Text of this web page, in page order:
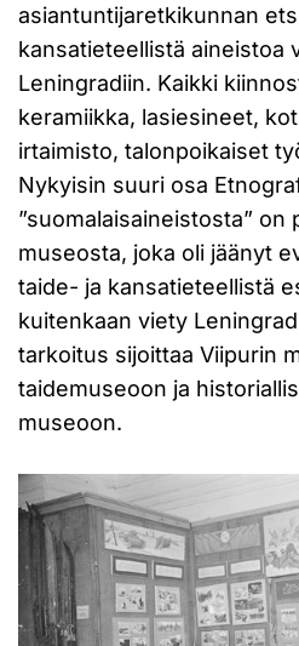
asiantuntijaretkikunnan
kansatieteellistä aineistoa
Leningradiin. Kaikki
keramiikka, lasiesineet,
irtaimisto, talonpoikaiset
Nykyisin suuri osa
”suomalaisaineistosta” on
museosta, joka oli jäänyt
taide- ja kansatieteellistä
kuitenkaan viety
tarkoitus sijoittaa Viipurin
taidemuseoon ja
museoon.